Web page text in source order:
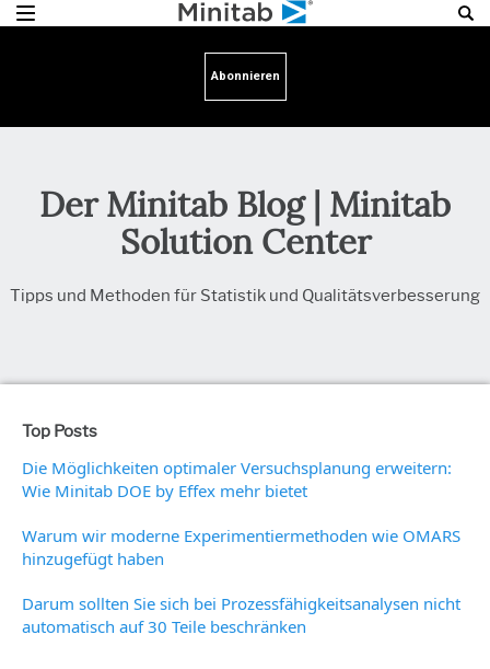
Abonnieren
Der Minitab Blog | Minitab
Solution Center
Tipps und Methoden für Statistik und Qualitätsverbesserung
Top Posts
Die Möglichkeiten optimaler Versuchsplanung erweitern:
Wie Minitab DOE by Effex mehr bietet
Warum wir moderne Experimentiermethoden wie OMARS
hinzugefügt haben
Darum sollten Sie sich bei Prozessfähigkeitsanalysen nicht
automatisch auf 30 Teile beschränken